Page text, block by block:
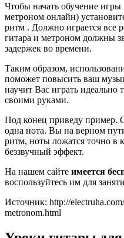
Чтобы начать обучение
метроном онлайн)
ритм . Должно играется все
гитара и метроном должны
задержек во времени.
Таким образом,
поможет повысить ваш
научит Вас играть идеально
своими руками.
Под конец приведу
одна нота. Вы на верном
ритм, ноты ложатся точно в
беззвучный эффект.
На нашем сайте имеется
воспользуйтесь им для
Источник: http://
metronom.html